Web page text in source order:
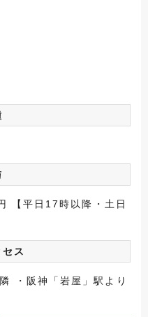
【平日17時以降・土日
ス
・阪神「岩屋」駅より